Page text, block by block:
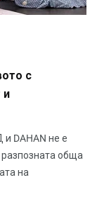
с
и
DAHAN не е
разпозната обща
на